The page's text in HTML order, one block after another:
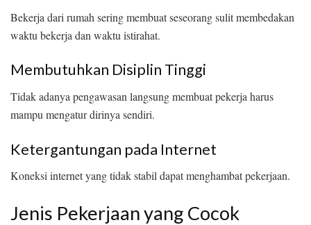
Bekerja dari rumah sering membuat seseorang sulit membedakan
waktu bekerja dan waktu istirahat.
Membutuhkan Disiplin Tinggi
Tidak adanya pengawasan langsung membuat pekerja harus
mampu mengatur dirinya sendiri.
Ketergantungan pada Internet
Koneksi internet yang tidak stabil dapat menghambat pekerjaan.
Jenis Pekerjaan yang Cocok